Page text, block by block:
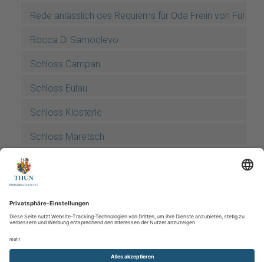
Rede anlässlich des Requiems für Oda Freiin von
Rocca Di Samoclevo
Schloss Campan
Schloss Eulau
Schloss Klösterle
Schloss Maretsch
Schloss Summersberg
Schloss Tetschen
Stein am Ritten
Verschiedene ältere Stammbäume